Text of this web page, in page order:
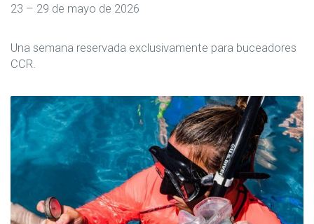
23 – 29 de mayo de 2026
Una semana reservada exclusivamente para buceadores
CCR.